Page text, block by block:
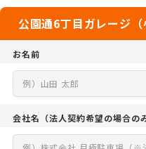
公園通6丁目ガレージ（
お名前
会社名 （法人契約希望の場合の